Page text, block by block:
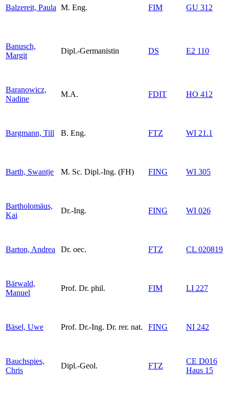
Balzereit, Paula M. Eng. FIM GU 312
Banusch,
Margit
Dipl.-Germanistin DS E2 110
Baranowicz,
Nadine
M.A. FDIT HO 412
Bargmann, Till B. Eng. FTZ WI 21.1
Barth, Swantje M. Sc. Dipl.-Ing. (FH) FING WI 305
Bartholomäus,
Kai
Dr.-Ing. FING WI 026
Barton, Andrea Dr. oec. FTZ CL 020819
Bärwald,
Manuel
Prof. Dr. phil. FIM LI 227
Bäsel, Uwe Prof. Dr.-Ing. Dr. rer. nat. FING NI 242
Bauchspies,
Chris
Dipl.-Geol. FTZ
CE D016
Haus 15